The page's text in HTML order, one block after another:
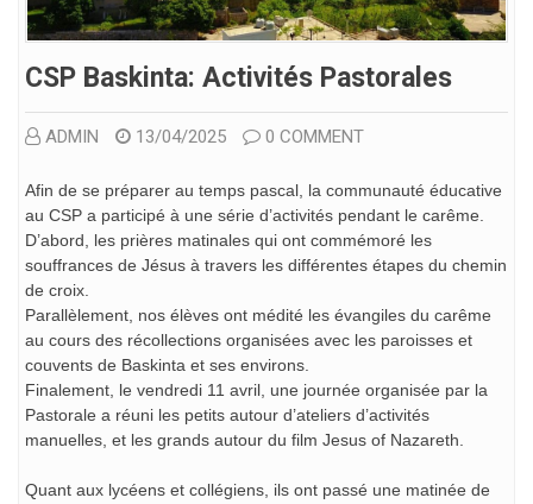
CSP Baskinta: Activités Pastorales
ADMIN 13/04/2025 0 COMMENT
Afin de se préparer au temps pascal, la communauté éducative
au CSP a participé à une série d’activités pendant le carême.
D’abord, les prières matinales qui ont commémoré les
souffrances de Jésus à travers les différentes étapes du chemin
de croix.
Parallèlement, nos élèves ont médité les évangiles du carême
au cours des récollections organisées avec les paroisses et
couvents de Baskinta et ses environs.
Finalement, le vendredi 11 avril, une journée organisée par la
Pastorale a réuni les petits autour d’ateliers d’activités
manuelles, et les grands autour du film Jesus of Nazareth.
Quant aux lycéens et collégiens, ils ont passé une matinée de